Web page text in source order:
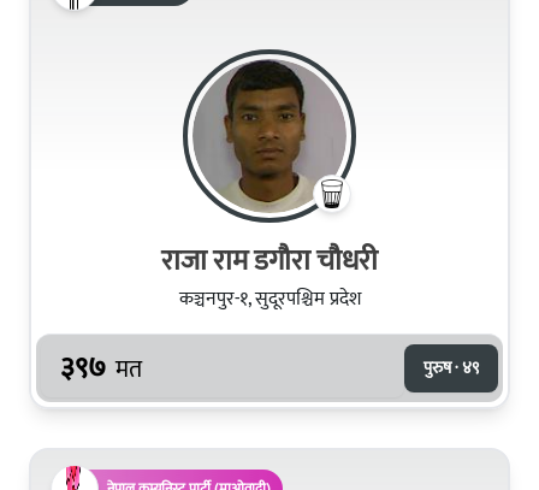
राजा राम डगौरा चौधरी
कञ्चनपुर-१, सुदूरपश्चिम प्रदेश
३९७ मत पुरुष · ४९